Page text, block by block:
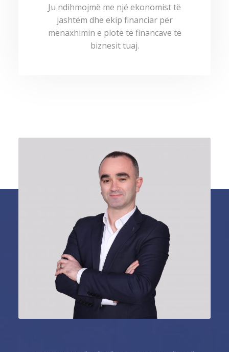
Ju ndihmojmë me një ekonomist të
jashtëm dhe ekip financiar për
menaxhimin e plotë të financave të
biznesit tuaj.